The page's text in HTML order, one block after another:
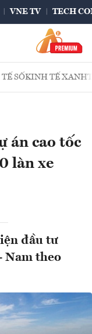
VNE TV TECH
SỐKINH TẾ XANH
án cao tốc
làn xe
đầu tư
Nam theo